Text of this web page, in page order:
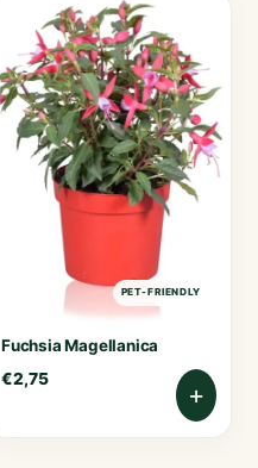
PET-FRIENDLY
Fuchsia Magellanica
€2,75
+